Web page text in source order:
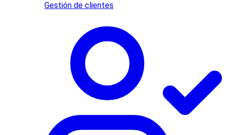
Gestión de clientes